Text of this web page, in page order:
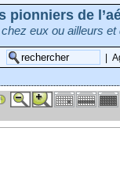
pionniers de
eux ou ailleurs